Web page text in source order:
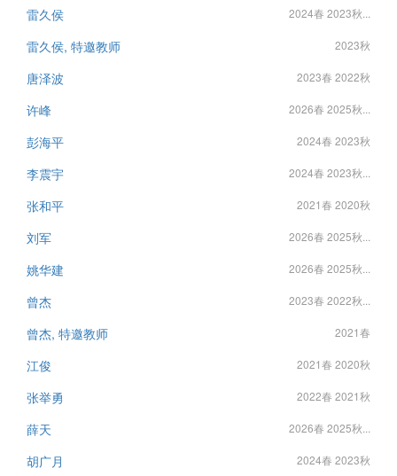
雷久侯 2024春 2023秋...
雷久侯, 特邀教师 2023秋
唐泽波 2023春 2022秋
许峰 2026春 2025秋...
彭海平 2024春 2023秋
李震宇 2024春 2023秋...
张和平 2021春 2020秋
刘军 2026春 2025秋...
姚华建 2026春 2025秋...
曾杰 2023春 2022秋...
曾杰, 特邀教师 2021春
江俊 2021春 2020秋
张举勇 2022春 2021秋
薛天 2026春 2025秋...
胡广月 2024春 2023秋